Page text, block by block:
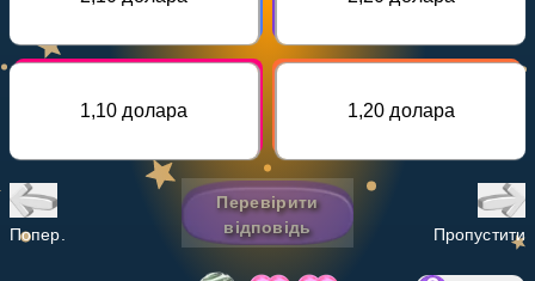
НАВЧАЛЬНИЙ ПЛАН
Увійти1,10 долара 1,20 долара
Попер.
Перевірити
відповідь
Пропустити